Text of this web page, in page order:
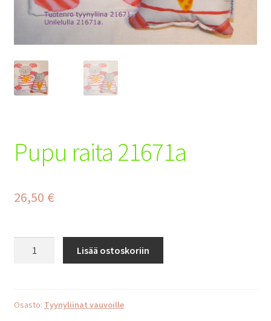
Tilaus- ja toimitusehdot
Yhteystiedot
Maksuehdot
Pupu raita 21671a
26,50 €
Lisää ostoskoriin
Osasto: Tyynyliinat vauvoille